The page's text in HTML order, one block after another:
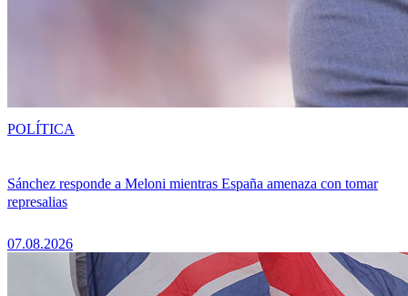
Sánchez responde a Meloni mientras España amenaza con tomar
represalias
07.08.2026
POLÍTICA